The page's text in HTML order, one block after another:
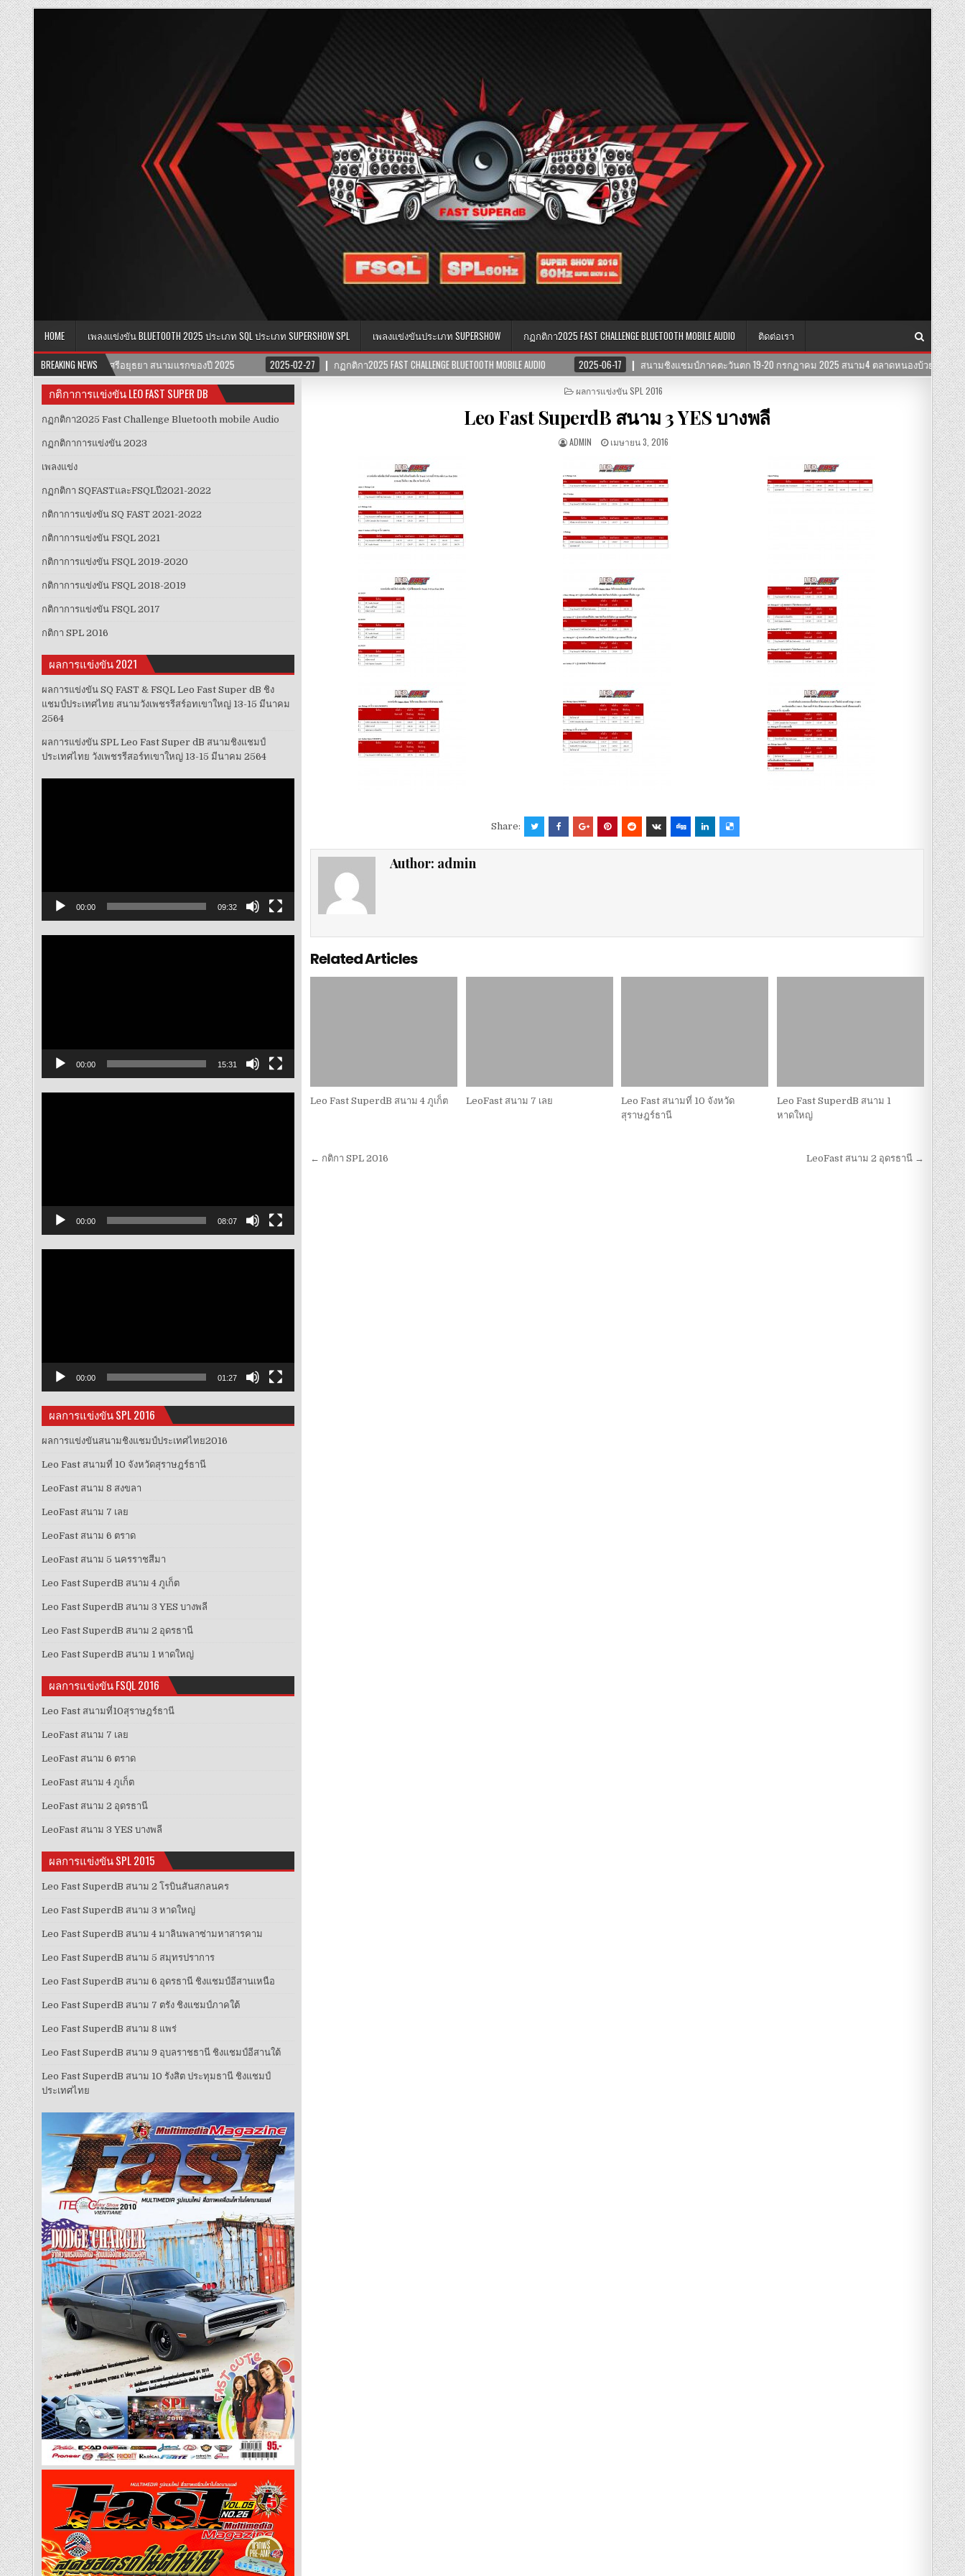
HOME เพลงแข่งขัน BLUETOOTH 2025 ประเภท SQL ประเภท SUPERSHOW SPL เพลงแข่งขันประเภท SUPERSHOW กฏกติกา2025 FAST CHALLENGE BLUETOOTH MOBILE AUDIO
ติดต่อเรา
BREAKING NEWS
ครศรีอยุธยา สนามแรกของปี 2025 2025-02-27 กฏกติกา2025 FAST CHALLENGE BLUETOOTH MOBILE AUDIO 2025-06-17 สนามชิงแชมป์ภาคตะวันตก 19-20 กรกฏาคม 2025 สนาม4 ตลาดหนองบ้วย จ.เพชรบุรี 2025-05-
POSTED
ผลการแข่งขัน SPL 2016
Leo Fast SuperdB สนาม 3 YES บางพลี
ADMIN เมษายน 3, 2016
Share:
Author: admin
Related Articles
Leo Fast SuperdB สนาม 4 ภูเก็ต LeoFast สนาม 7 เลย
Leo Fast สนามที่ 10 จังหวัด
สุราษฎร์ธานี
Leo Fast SuperdB สนาม 1
หาดใหญ่
แนะแนว
← กติกา SPL 2016 LeoFast สนาม 2 อุดรธานี →
กติกาการแข่งขัน LEO FAST SUPER DB
กฏกติกา2025 Fast Challenge Bluetooth mobile Audio
กฏกติกาการแข่งขัน 2023
เพลงแข่ง
กฏ​กติกา​ SQFAST​และFSQLปี2021-2022​
กติกาการแข่งขัน SQ FAST 2021-2022
กติกาการแข่งขัน FSQL 2021
กติกาการแข่งขัน FSQL 2019-2020
กติกาการแข่งขัน FSQL 2018-2019
กติกาการแข่งขัน FSQL 2017
กติกา SPL 2016
ผลการแข่งขัน 2021
ผลการแข่งขัน SQ FAST & FSQL Leo Fast Super dB ชิง
แชมป์ประเทศไทย สนามวังเพชรรีสร์อทเขาใหญ่ 13-15 มีนาคม
2564
ผลการแข่งขัน SPL Leo Fast Super dB สนามชิงแชมป์
ประเทศไทย วังเพชรรีสอร์ทเขาใหญ่ 13-15 มีนาคม 2564
00:00 09:32
00:00 15:31
00:00 08:07
00:00 01:27
ผลการแข่งขัน SPL 2016
ผลการแข่งขันสนามชิงแชมป์ประเทศไทย2016
Leo Fast สนามที่ 10 จังหวัดสุราษฎร์ธานี
LeoFast สนาม 8 สงขลา
LeoFast สนาม 7 เลย
LeoFast สนาม 6 ตราด
LeoFast สนาม 5 นครราชสีมา
Leo Fast SuperdB สนาม 4 ภูเก็ต
Leo Fast SuperdB สนาม 3 YES บางพลี
Leo Fast SuperdB สนาม 2 อุดรธานี
Leo Fast SuperdB สนาม 1 หาดใหญ่
ผลการแข่งขัน FSQL 2016
Leo Fast สนามที่10สุราษฎร์ธานี
LeoFast สนาม 7 เลย
LeoFast สนาม 6 ตราด
LeoFast สนาม 4 ภูเก็ต
LeoFast สนาม 2 อุดรธานี
LeoFast สนาม 3 YES บางพลี
ผลการแข่งขัน SPL 2015
Leo Fast SuperdB สนาม 2 โรบินสันสกลนคร
Leo Fast SuperdB สนาม 3 หาดใหญ่
Leo Fast SuperdB สนาม 4 มาลินพลาซ่ามหาสารคาม
Leo Fast SuperdB สนาม 5 สมุทรปราการ
Leo Fast SuperdB สนาม 6 อุดรธานี ชิงแชมป์อีสานเหนือ
Leo Fast SuperdB สนาม 7 ตรัง ชิงแชมป์ภาคใต้
Leo Fast SuperdB สนาม 8 แพร่
Leo Fast SuperdB สนาม 9 อุบลราชธานี ชิงแชมป์อีสานใต้
Leo Fast SuperdB สนาม 10 รังสิต ประทุมธานี ชิงแชมป์
ประเทศไทย